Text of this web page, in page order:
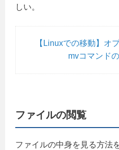
しい。
【Linuxでの移動】オ
mvコマンド
ファイルの閲覧
ファイルの中身を見る方法